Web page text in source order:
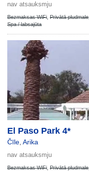
nav atsauksmju
Bezmaksas WiFi Privātā pludmale
Spa / labsajūta
El Paso Park 4*
Čīle Arika
nav atsauksmju
Bezmaksas WiFi Privātā pludmale